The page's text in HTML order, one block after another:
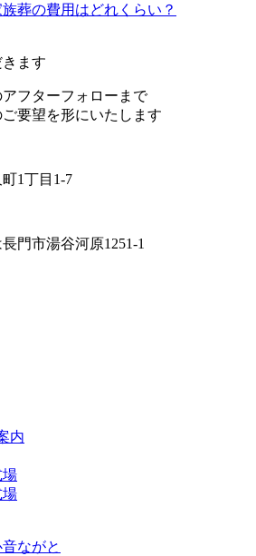
葬の費用はどれくらい？
ます
フターフォローまで
要望を形にいたします
1丁目1-7
長門市湯谷河原1251-1
内
場
場
ながと